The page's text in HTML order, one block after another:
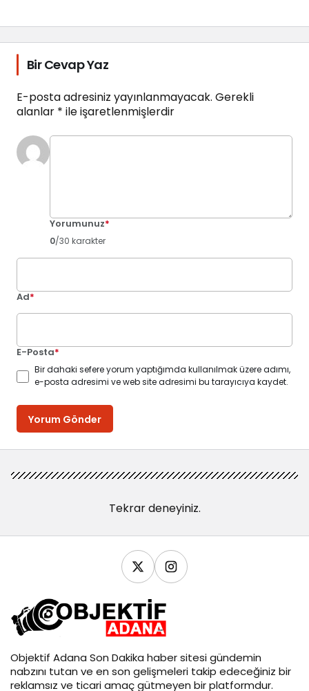
Bir Cevap Yaz
E-posta adresiniz yayınlanmayacak. Gerekli
alanlar * ile işaretlenmişlerdir
Yorumunuz*
0/30 karakter
Ad*
E-Posta*
Bir dahaki sefere yorum yaptığımda kullanılmak üzere adımı,
e-posta adresimi ve web site adresimi bu tarayıcıya kaydet.
Yorum Gönder
Tekrar deneyiniz.
Objektif Adana Son Dakika haber sitesi gündemin
nabzını tutan ve en son gelişmeleri takip edeceğiniz bir
reklamsız ve ticari amaç gütmeyen bir platformdur.